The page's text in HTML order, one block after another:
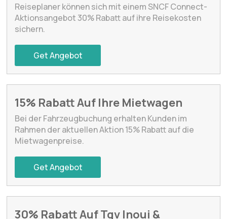
Reiseplaner können sich mit einem SNCF Connect-
Aktionsangebot 30% Rabatt auf ihre Reisekosten
sichern.
Get Angebot
15% Rabatt Auf Ihre Mietwagen
Bei der Fahrzeugbuchung erhalten Kunden im
Rahmen der aktuellen Aktion 15% Rabatt auf die
Mietwagenpreise.
Get Angebot
30% Rabatt Auf Tgv Inoui &